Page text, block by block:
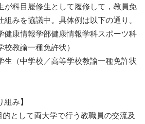
が科目履修生として履修して，教員免
みを協議中。具体例は以下の通り。
康情報学部健康情報学科スポーツ科
教諭一種免許状）
（中学校／高等学校教諭一種免許状
み】
的として両大学で行う教職員の交流及